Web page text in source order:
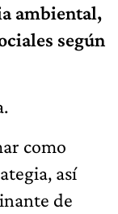
ambiental,
según
como
así
de